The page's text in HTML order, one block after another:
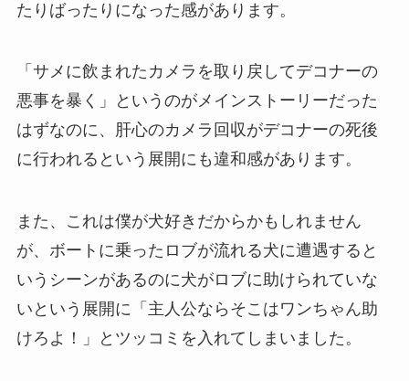
たりばったりになった感があります。
「サメに飲まれたカメラを取り戻してデコナーの
悪事を暴く」というのがメインストーリーだった
はずなのに、肝心のカメラ回収がデコナーの死後
に行われるという展開にも違和感があります。
また、これは僕が犬好きだからかもしれません
が、ボートに乗ったロブが流れる犬に遭遇すると
いうシーンがあるのに犬がロブに助けられていな
いという展開に「主人公ならそこはワンちゃん助
けろよ！」とツッコミを入れてしまいました。